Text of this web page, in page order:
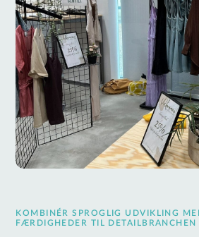
KOMBINÉR SPROGLIG UDVIKLING
FÆRDIGHEDER TIL DETAILBRANCHEN